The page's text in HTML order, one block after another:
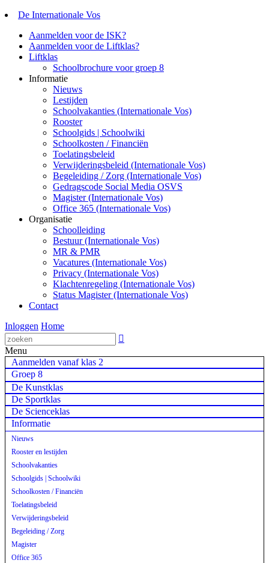
De Internationale Vos
Aanmelden voor de ISK?
Aanmelden voor de Liftklas?
Liftklas
Schoolbrochure voor groep 8
Informatie
Nieuws
Lestijden
Schoolvakanties (Internationale Vos)
Rooster
Schoolgids | Schoolwiki
Schoolkosten / Financiën
Toelatingsbeleid
Verwijderingsbeleid (Internationale Vos)
Begeleiding / Zorg (Internationale Vos)
Gedragscode Social Media OSVS
Magister (Internationale Vos)
Office 365 (Internationale Vos)
Organisatie
Schoolleiding
Bestuur (Internationale Vos)
MR & PMR
Vacatures (Internationale Vos)
Privacy (Internationale Vos)
Klachtenregeling (Internationale Vos)
Status Magister (Internationale Vos)
Contact
Inloggen Home

Menu
Aanmelden vanaf klas 2
Groep 8
De Kunstklas
De Sportklas
De Scienceklas
Informatie
Nieuws
Rooster en lestijden
Schoolvakanties
Schoolgids | Schoolwiki
Schoolkosten / Financiën
Toelatingsbeleid
Verwijderingsbeleid
Begeleiding / Zorg
Magister
Office 365